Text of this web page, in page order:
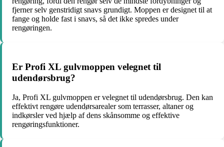
fjerner selv genstridigt snavs grundigt. Moppen er designet til at
fange og holde fast i snavs, så det ikke spredes under
rengøringen.
Er Profi XL gulvmoppen velegnet til
udendørsbrug?
Ja, Profi XL gulvmoppen er velegnet til udendørsbrug. Den kan
effektivt rengøre udendørsarealer som terrasser, altaner og
indkørsler ved hjælp af dens skånsomme og effektive
rengøringsfunktioner.